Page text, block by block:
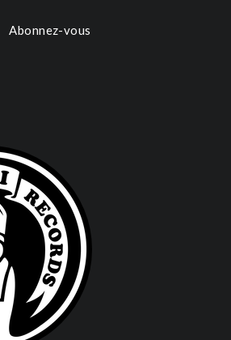
Abonnez-vous